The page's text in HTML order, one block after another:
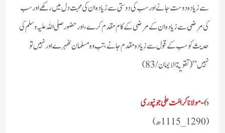
سے زیادہ دوست جانے اور سب کی دوستی سے زیادہ ان کی محبت دل میں رکھے اور سب
کی مرضی سے زیادہ ان کے مرضی کے کام مقدم کرے، اور حضور صلی اللہ علیہ وسلم کی
حدیث کو سب کے قول سے زیادہ مقدم جانے، تب وہ مسلمان ٹھہرے اور نہیں تو
نہیں”( تقویة الایمان /83)
6-مولانا کرامَت علی جونپوری
(1290_1115ھ)